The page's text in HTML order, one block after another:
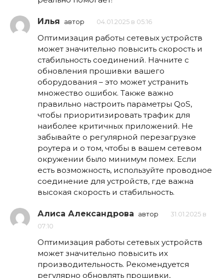
Илья автор 04.01.2025 в 05:16
Оптимизация работы сетевых устройств
может значительно повысить скорость и
стабильность соединений. Начните с
обновления прошивки вашего
оборудования – это может устранить
множество ошибок. Также важно
правильно настроить параметры QoS,
чтобы приоритизировать трафик для
наиболее критичных приложений. Не
забывайте о регулярной перезагрузке
роутера и о том, чтобы в вашем сетевом
окружении было минимум помех. Если
есть возможность, используйте проводное
соединение для устройств, где важна
высокая скорость и стабильность.
Алиса Александрова автор
31.01.2025 в
07:10
Оптимизация работы сетевых устройств
может значительно повысить их
производительность. Рекомендуется
регулярно обновлять прошивки,